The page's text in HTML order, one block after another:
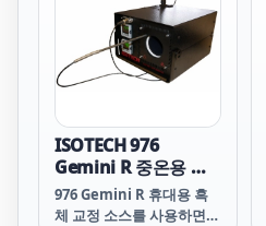
ISOTECH 976
Gemini R 중온용 기
준 흑체로 (30°C ~
550°C)
976 Gemini R 휴대용 흑
체 교정 소스를 사용하면